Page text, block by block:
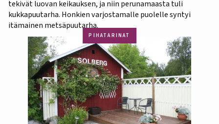
tekivät luovan keikauksen, ja niin perunamaasta tuli
kukkapuutarha. Honkien varjostamalle puolelle syntyi
itämainen metsäpuutarha.
PIHATARINAT